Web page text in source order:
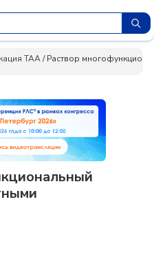
ТАА/Раствор